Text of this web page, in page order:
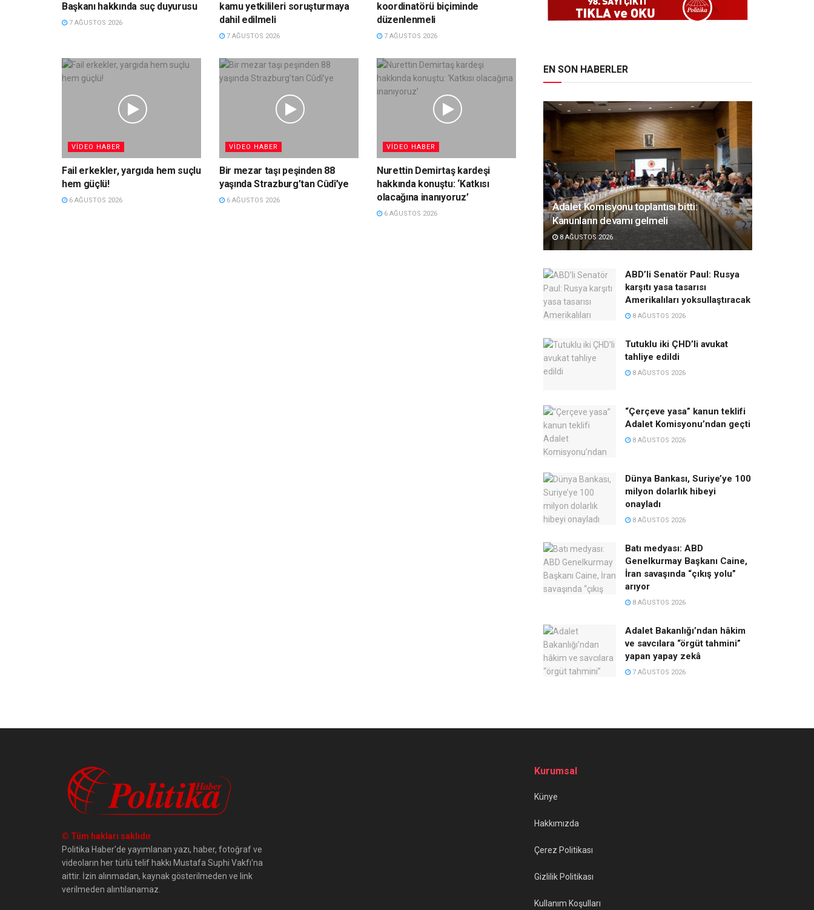
Başkanı hakkında suç duyurusu
7 AĞUSTOS 2026
kamu yetkilileri soruşturmaya
dahil edilmeli
7 AĞUSTOS 2026
koordinatörü biçiminde
düzenlenmeli
7 AĞUSTOS 2026
VIDEO HABER
Fail erkekler, yargıda hem suçlu
hem güçlü!
6 AĞUSTOS 2026
VIDEO HABER
Bir mezar taşı peşinden 88
yaşında Strazburg’tan Cûdî’ye
6 AĞUSTOS 2026
VIDEO HABER
Nurettin Demirtaş kardeşi
hakkında konuştu: ‘Katkısı
olacağına inanıyoruz’
6 AĞUSTOS 2026
EN SON HABERLER
Adalet Komisyonu toplantısı bitti:
Kanunların devamı gelmeli
8 AĞUSTOS 2026
ABD’li Senatör Paul: Rusya
karşıtı yasa tasarısı
Amerikalıları yoksullaştıracak
8 AĞUSTOS 2026
Tutuklu iki ÇHD’li avukat
tahliye edildi
8 AĞUSTOS 2026
“Çerçeve yasa” kanun teklifi
Adalet Komisyonu’ndan geçti
8 AĞUSTOS 2026
Dünya Bankası, Suriye’ye 100
milyon dolarlık hibeyi
onayladı
8 AĞUSTOS 2026
Batı medyası: ABD
Genelkurmay Başkanı Caine,
İran savaşında “çıkış yolu”
arıyor
8 AĞUSTOS 2026
Adalet Bakanlığı’ndan hâkim
ve savcılara “örgüt tahmini”
yapan yapay zekâ
7 AĞUSTOS 2026
© Tüm hakları saklıdır
Politika Haber'de yayımlanan yazı, haber, fotoğraf ve
videoların her türlü telif hakkı Mustafa Suphi Vakfı'na
aittir. İzin alınmadan, kaynak gösterilmeden ve link
verilmeden alıntılanamaz.
Kurumsal
Künye
Hakkımızda
Çerez Politikası
Gizlilik Politikası
Kullanım Koşulları